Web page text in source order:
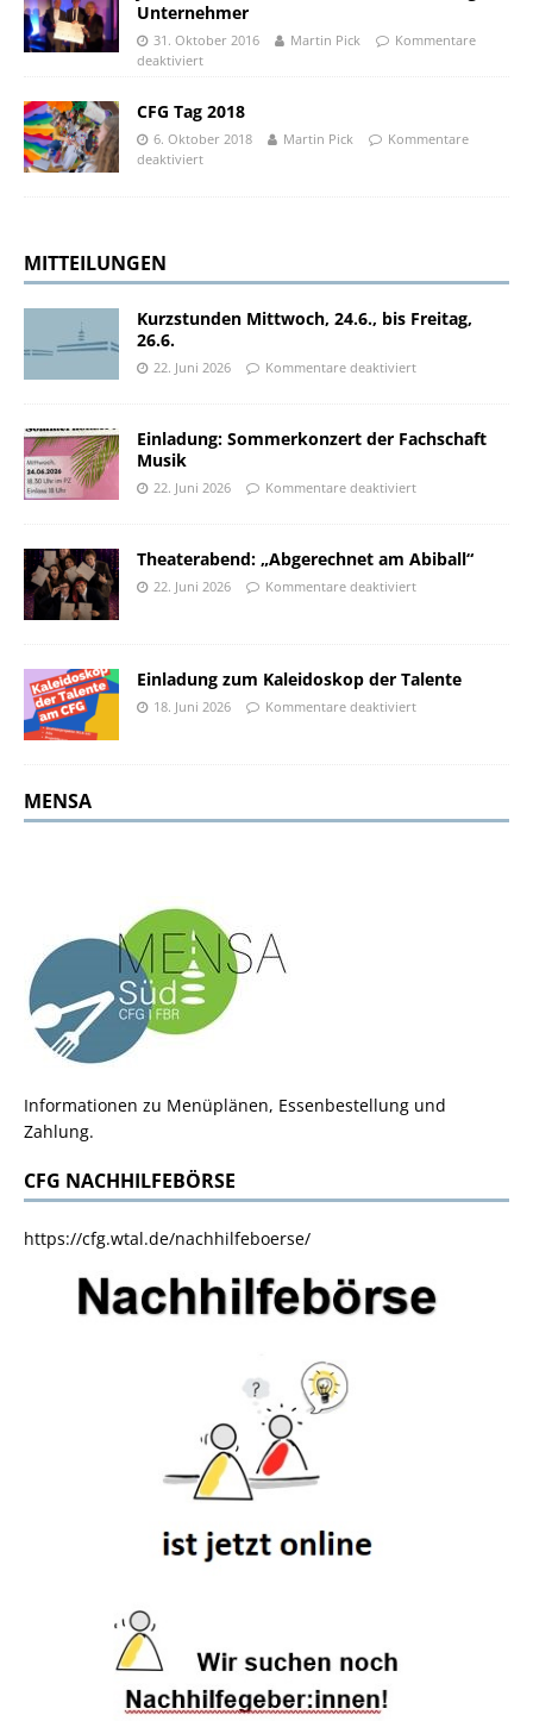
Unternehmer
31. Oktober 2016 Martin Pick
Kommentare
deaktiviert
CFG Tag 2018
6. Oktober 2018 Martin Pick
Kommentare
deaktiviert
MITTEILUNGEN
Kurzstunden Mittwoch, 24.6., bis Freitag,
26.6.
22. Juni 2026 Kommentare deaktiviert
Einladung: Sommerkonzert der Fachschaft
Musik
22. Juni 2026 Kommentare deaktiviert
Theaterabend: „Abgerechnet am Abiball“
22. Juni 2026 Kommentare deaktiviert
Einladung zum Kaleidoskop der Talente
18. Juni 2026 Kommentare deaktiviert
MENSA
Informationen zu Menüplänen, Essenbestellung und
Zahlung.
CFG NACHHILFEBÖRSE
https://cfg.wtal.de/nachhilfeboerse/